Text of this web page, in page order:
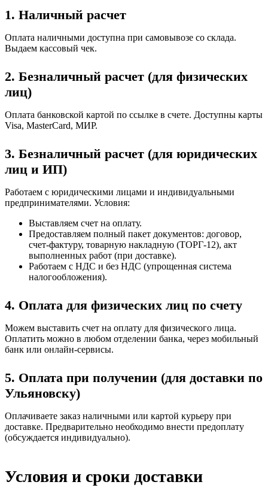
1. Наличный расчет
Оплата наличными доступна при самовывозе со склада.
Выдаем кассовый чек.
2. Безналичный расчет (для физических
лиц)
Оплата банковской картой по ссылке в счете. Доступны карты
Visa, MasterCard, МИР.
3. Безналичный расчет (для юридических
лиц и ИП)
Работаем с юридическими лицами и индивидуальными
предпринимателями. Условия:
Выставляем счет на оплату.
Предоставляем полный пакет документов: договор,
счет-фактуру, товарную накладную (ТОРГ-12), акт
выполненных работ (при доставке).
Работаем с НДС и без НДС (упрощенная система
налогообложения).
4. Оплата для физических лиц по счету
Можем выставить счет на оплату для физического лица.
Оплатить можно в любом отделении банка, через мобильный
банк или онлайн-сервисы.
5. Оплата при получении (для доставки по
Ульяновску)
Оплачиваете заказ наличными или картой курьеру при
доставке. Предварительно необходимо внести предоплату
(обсуждается индивидуально).
Условия и сроки доставки